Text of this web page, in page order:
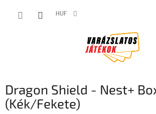
HUF
Dragon Shield - Nest+
(Kék/Fekete)